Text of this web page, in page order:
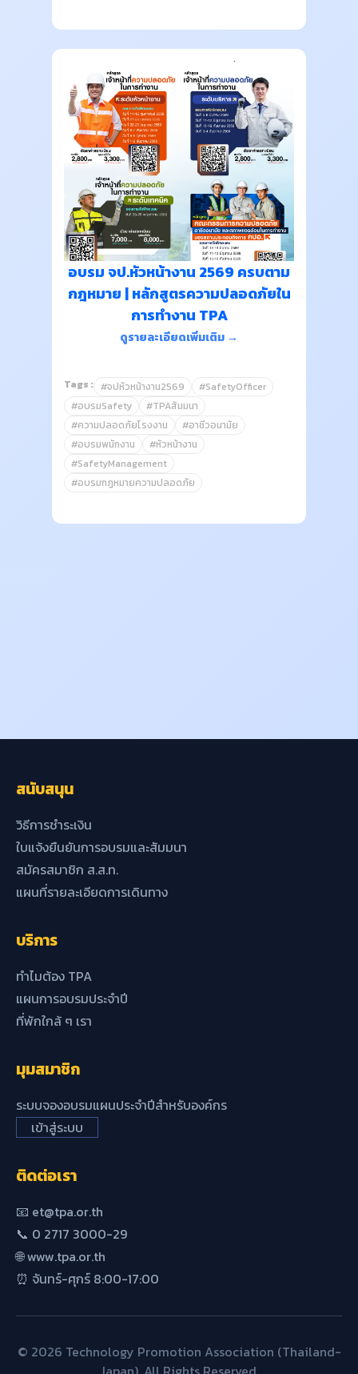
อบรม จป.หัวหน้างาน 2569 ครบตาม
กฎหมาย | หลักสูตรความปลอดภัยใน
การทำงาน TPA
ดูรายละเอียดเพิ่มเติม →
Tags : #จปหัวหน้างาน2569
#SafetyOfficer
#อบรมSafety
#TPAสัมมนา
#ความปลอดภัยโรงงาน
#อาชีวอนามัย
#อบรมพนักงาน
#หัวหน้างาน
#SafetyManagement
#อบรมกฎหมายความปลอดภัย
สนับสนุน
วิธีการชำระเงิน
ใบแจ้งยืนยันการอบรมและสัมมนา
สมัครสมาชิก ส.ส.ท.
แผนที่รายละเอียดการเดินทาง
บริการ
ทำไมต้อง TPA
แผนการอบรมประจำปี
ที่พักใกล้ ๆ เรา
มุมสมาชิก
ระบบจองอบรมแผนประจำปีสำหรับองค์กร
เข้าสู่ระบบ
ติดต่อเรา
📧 et@tpa.or.th
📞 0 2717 3000-29
🌐 www.tpa.or.th
⏰ จันทร์-ศุกร์ 8:00-17:00
© 2026 Technology Promotion Association (Thailand-